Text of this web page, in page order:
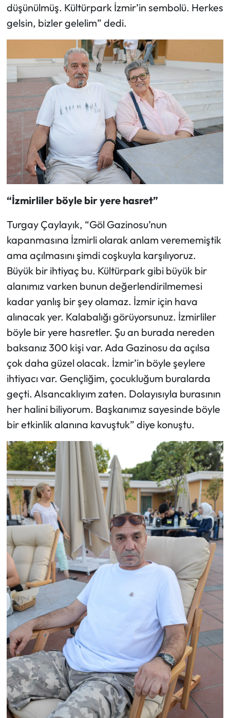
düşünülmüş. Kültürpark İzmir’in sembolü. Herkes
gelsin, bizler gelelim” dedi.
“İzmirliler böyle bir yere hasret”
Turgay Çaylayık, “Göl Gazinosu’nun
kapanmasına İzmirli olarak anlam verememiştik
ama açılmasını şimdi coşkuyla karşılıyoruz.
Büyük bir ihtiyaç bu. Kültürpark gibi büyük bir
alanımız varken bunun değerlendirilmemesi
kadar yanlış bir şey olamaz. İzmir için hava
alınacak yer. Kalabalığı görüyorsunuz. İzmirliler
böyle bir yere hasretler. Şu an burada nereden
baksanız 300 kişi var. Ada Gazinosu da açılsa
çok daha güzel olacak. İzmir’in böyle şeylere
ihtiyacı var. Gençliğim, çocukluğum buralarda
geçti. Alsancaklıyım zaten. Dolayısıyla burasının
her halini biliyorum. Başkanımız sayesinde böyle
bir etkinlik alanına kavuştuk” diye konuştu.